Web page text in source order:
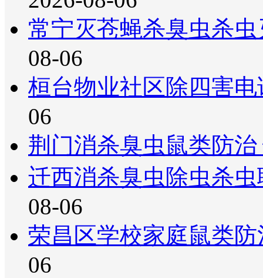
常宁灭苍蝇杀臭虫杀
08-06
桓台物业社区除四害
06
荆门消杀臭虫鼠类防
迁西消杀臭虫除虫杀
08-06
荣昌区学校家庭鼠类
06